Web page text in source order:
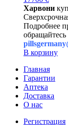
Харвони
Подробнее
обращайтесь
В корзину
Главная
Гарантии
Аптека
Доставка
О нас
Регистрация